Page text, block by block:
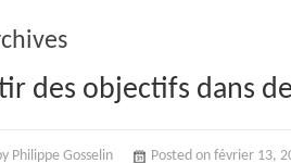
des objectifs dans
Philippe Gosselin Posted on février 13,